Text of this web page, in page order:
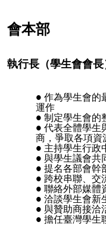
會本部
執行長（學生會會長
作為學生會的
運作
制定學生會的
代表全體學生
商，爭取各項資
主持學生行政
與學生議會共
提名各部會幹
跨校串聯、交
聯絡外部媒體
洽談學生會新
與贊助商接洽
擔任臺灣學生